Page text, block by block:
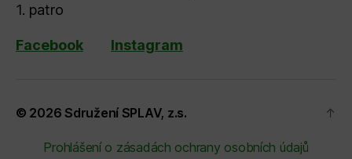
1. patro
Facebook Instagram
© 2026Sdružení SPLAV, z.s. ↑
Prohlášení o zásadách ochrany osobních údajů